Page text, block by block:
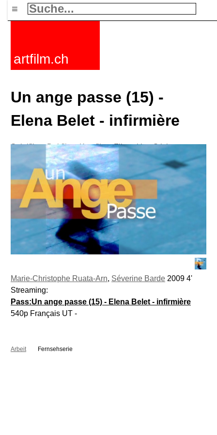
≡
artfilm.ch
Un ange passe (15) -
Elena Belet - infirmière
Marie-Christophe Ruata-Arn, Séverine Barde 2009 4'
Streaming:
Pass:Un ange passe (15) - Elena Belet - infirmière
540p Français UT -
Arbeit Fernsehserie
Spielfilme Dokfilme Kurzfilme Filmzyklen Stichworte
Nachrichten F-Rated FAQ Kontakt Maillist
Warenkorb
Kaufen AktivierenAbo